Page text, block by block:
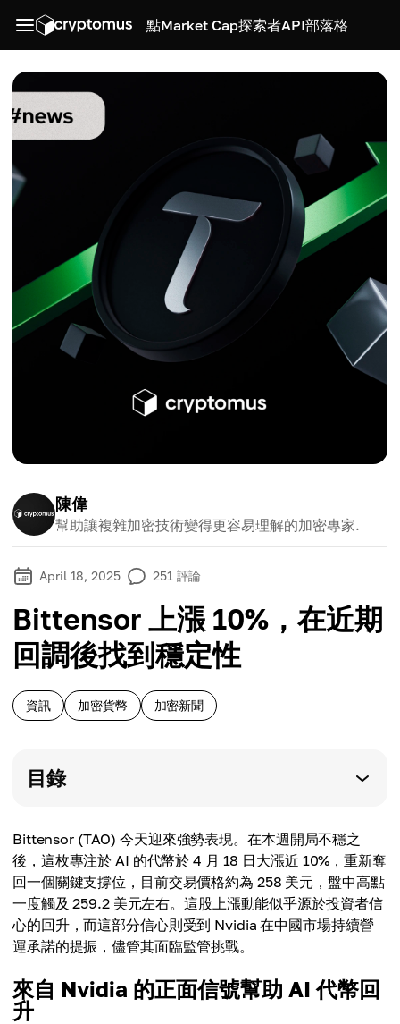
點Market Cap探索者API部落格
陳偉
幫助讓複雜加密技術變得更容易理解的加密專家.
April 18, 2025 251 評論
Bittensor 上漲 10%，在近期
回調後找到穩定性
資訊 加密貨幣 加密新聞
目錄
Bittensor (TAO) 今天迎來強勢表現。在本週開局不穩之
後，這枚專注於 AI 的代幣於 4 月 18 日大漲近 10%，重新奪
回一個關鍵支撐位，目前交易價格約為 258 美元，盤中高點
一度觸及 259.2 美元左右。這股上漲動能似乎源於投資者信
心的回升，而這部分信心則受到 Nvidia 在中國市場持續營
運承諾的提振，儘管其面臨監管挑戰。
來自 Nvidia 的正面信號幫助 AI 代幣回
升